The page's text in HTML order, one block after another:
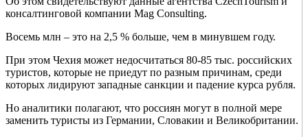
консалтинговой компании Mag Consulting.
Восемь млн – это на 2,5 % больше, чем в минувшем году.
При этом Чехия может недосчитаться 80-85 тыс. российских
туристов, которые не приедут по разным причинам, среди
которых лидируют западные санкции и падение курса рубля.
Но аналитики полагают, что россиян могут в полной мере
заменить туристы из Германии, Словакии и Великобритании.